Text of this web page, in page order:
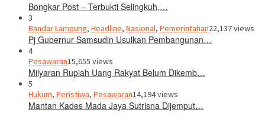
Bongkar Post – Terbukti Selingkuh,…
3
Bandar Lampung, Headline, Nasional, Pemerintahan22,137 views
Pj Gubernur Samsudin Usulkan Pembangunan…
4
Pesawaran15,655 views
Milyaran Rupiah Uang Rakyat Belum Dikemb…
5
Hukum, Peristiwa, Pesawaran14,194 views
Mantan Kades Mada Jaya Sutrisna Dijemput…